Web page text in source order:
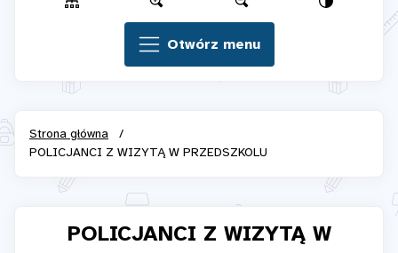
Otwórz menu
Strona główna
/
POLICJANCI Z WIZYTĄ W PRZEDSZKOLU
POLICJANCI Z WIZYTĄ W